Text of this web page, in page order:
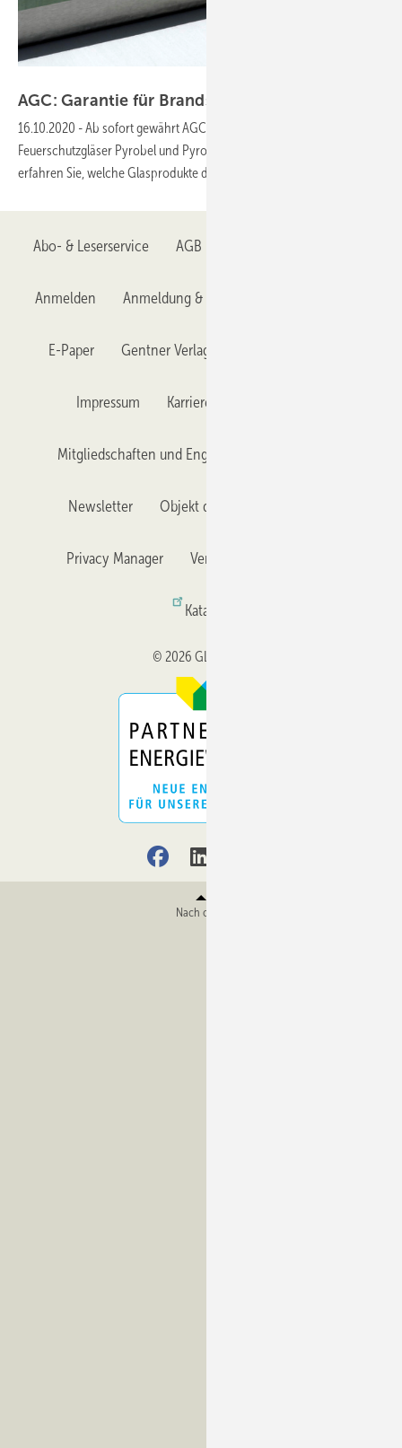
AGC: Garantie für Brandschutzgläser jetzt auf
16.10.2020 -Ab sofort gewährt AGC Glass Europe auf die
Feuerschutzgläser Pyrobel und Pyrobelite 10 Jahre Garantie. Hier
erfahren Sie, welche Glasprodukte dies
Abo- & Leserservice AGB
Anmelden Anmeldung & Registrierung
E-Paper Gentner Verlag
Impressum Karriere bei Gentner
Mitgliedschaften und Engagement
Newsletter Objekt des Monats
Privacy Manager Veranstaltungen / Webinare
Kataloge
© 2026 GLASWELT
Nach oben